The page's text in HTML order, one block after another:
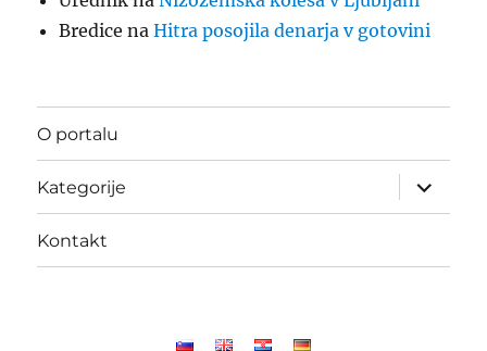
Bredice naHitra posojila denarja v gotovini
O portalu
Kategorije
Odpri
podmeni
Kontakt